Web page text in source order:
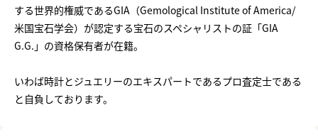
する世界的権威であるGIA（Gemological Institute of America/
米国宝石学会）が認定する宝石のスペシャリストの証「GIA
G.G.」の資格保有者が在籍。
いわば時計とジュエリーのエキスパートであるプロ査定士である
と自負しております。